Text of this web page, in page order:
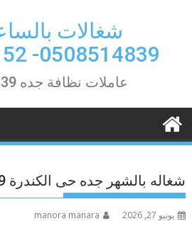
شغالات
0508514839- 0557536152
عاملات نظافة جده 0508514839
شغاله بالشهر جده حى الكندرة 0508514839
يونيو 27, 2026 manora manara